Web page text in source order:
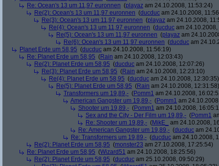
Re: Ocean's 13 um 11,97 euronnen (playaz am 24.10.2008, 11:53:24)
Re(2): Ocean's 13 um 11,97 euronnen (ducduc am 24.10.2008,
Re(3): Ocean's 13 um 11,97 euronnen (playaz am 24.10.2008,
Re(4): Ocean's 13 um 11,97 euronnen (ducduc am
Re(5): Ocean's 13 um 11,97 euronnen (playaz am
Re(6): Ocean's 13 um 11,97 euronnen (ducduc am
Planet Erde um 58,95 (ducduc am 24.10.2008, 11:56:19)
Re: Planet Erde um 58,95 (Rain am 24.10.2008, 12:03:43)
Re(2): Planet Erde um 58,95 (ducduc am 24.10.2008, 12:07:26)
Re(3): Planet Erde um 58,95 (Rain am 24.10.2008, 12:23:10)
Re(4): Planet Erde um 58,95 (ducduc am 24.10.2008, 12:30:35)
Re(5): Planet Erde um 58,95 (Rain am 24.10.2008, 12:31:58)
Transformers um 19,89,- (Pomm1 am 24.10.2008,
American Gangster um 19,89,- (Pomm1 am
Shooter um 19,89,- (Pomm1 am 24.10.2008,
Sex and the City - Der Film um 19,89,- (Pomm1
Re: Shooter um 19,89,- (MikE_
am 24.10.2008,
Re: American Gangster um 19,89,- (ducduc am
Re: Transformers um 19,89,- (ducduc am 24.10.2008,
Re(2): Planet Erde um 58,95 (monster23 am 27.10.2008, 17:25:54)
Re: Planet Erde um 58,95 (Wizard51 am 24.10.2008, 18:25:56)
Re(2): Planet Erde um 58,95 (ducduc am 25.10.2008, 09:50:29)